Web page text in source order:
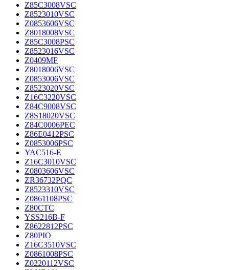
Z85C3008VSC
Z8523010VSC
Z0853606VSC
Z8018008VSC
Z85C3008PSC
Z8523016VSC
Z0409MF
Z8018006VSC
Z0853006VSC
Z8523020VSC
Z16C3220VSC
Z84C9008VSC
Z8S18020VSC
Z84C0006PEC
Z86E0412PSC
Z0853006PSC
YAC516-E
Z16C3010VSC
Z0803606VSC
ZR36732PQC
Z8523310VSC
Z0861108PSC
Z80CTC
YSS216B-F
Z8622812PSC
Z80PIO
Z16C3510VSC
Z0861008PSC
Z0220112VSC